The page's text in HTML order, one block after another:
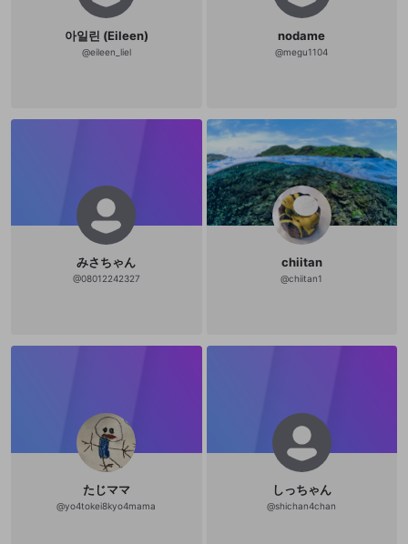
아일린 (Eileen)
@eileen_liel
nodame
@megu1104
みさちゃん
@08012242327
chiitan
@chiitan1
たじママ
@yo4tokei8kyo4mama
しっちゃん
@shichan4chan